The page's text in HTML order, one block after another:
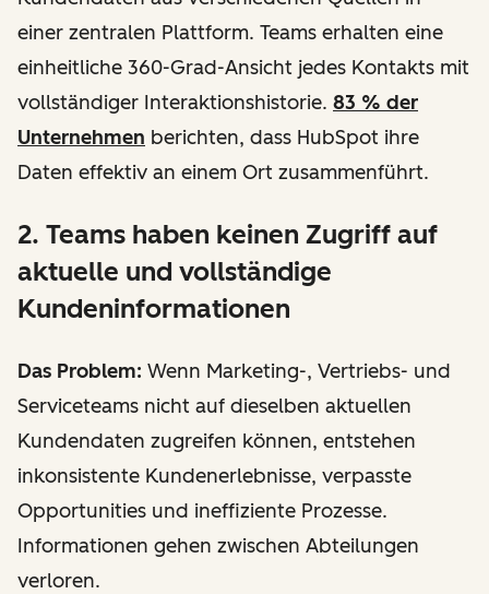
einer zentralen Plattform. Teams erhalten eine
einheitliche 360-Grad-Ansicht jedes Kontakts mit
vollständiger Interaktionshistorie. 83 % der
Unternehmen berichten, dass HubSpot ihre
Daten effektiv an einem Ort zusammenführt.
2. Teams haben keinen Zugriff auf
aktuelle und vollständige
Kundeninformationen
Das Problem: Wenn Marketing-, Vertriebs- und
Serviceteams nicht auf dieselben aktuellen
Kundendaten zugreifen können, entstehen
inkonsistente Kundenerlebnisse, verpasste
Opportunities und ineffiziente Prozesse.
Informationen gehen zwischen Abteilungen
verloren.